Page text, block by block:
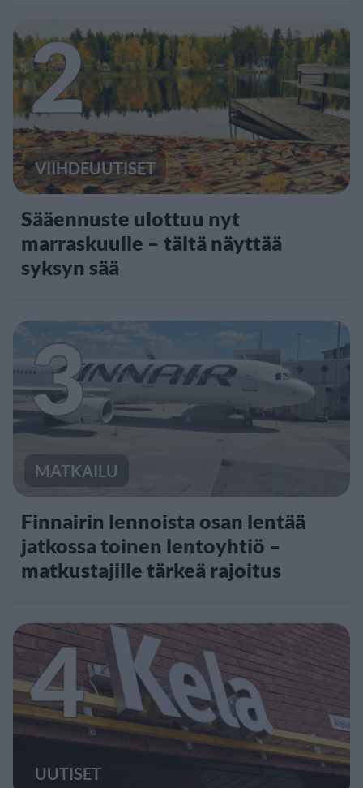
2
VIIHDEUUTISET
Sääennuste ulottuu nyt
marraskuulle – tältä näyttää
syksyn sää
3
MATKAILU
Finnairin lennoista osan lentää
jatkossa toinen lentoyhtiö –
matkustajille tärkeä rajoitus
4
UUTISET